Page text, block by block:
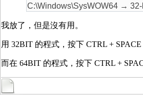
C:\Windows\SysWOW64 →
我放了，但是沒有用。
用 32BIT 的程式，按下 CTRL +
而在 64BIT 的程式，按下 CTRL +